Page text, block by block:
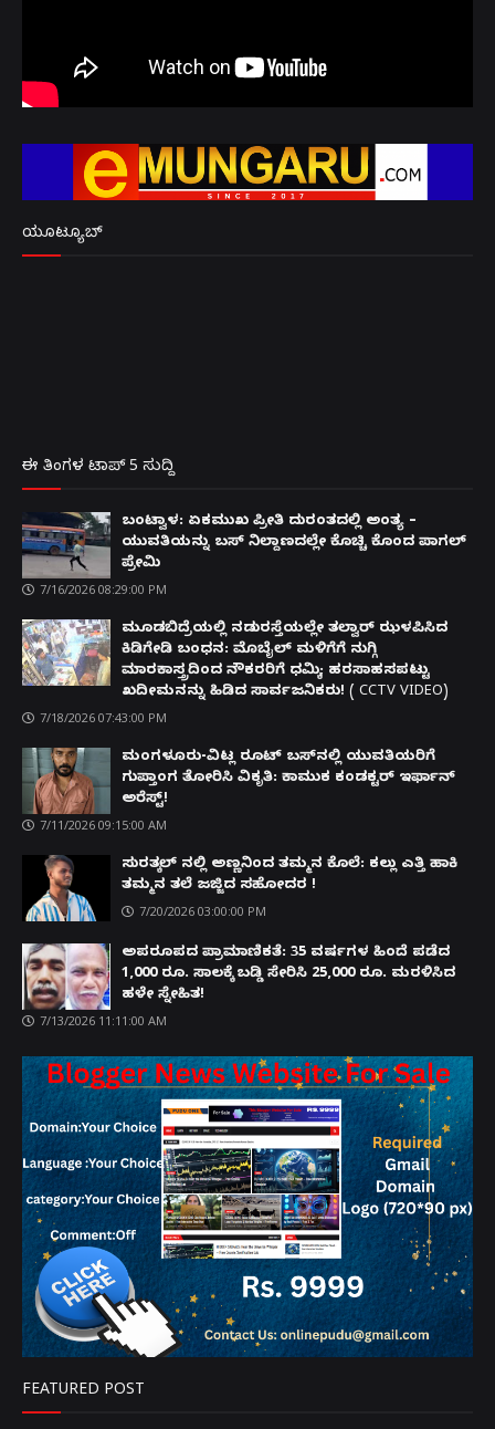
ಯೂಟ್ಯೂಬ್
ಈ ತಿಂಗಳ ಟಾಪ್ 5 ಸುದ್ದಿ
ಬಂಟ್ವಾಳ: ಏಕಮುಖ ಪ್ರೀತಿ ದುರಂತದಲ್ಲಿ ಅಂತ್ಯ –
ಯುವತಿಯನ್ನು ಬಸ್ ನಿಲ್ದಾಣದಲ್ಲೇ ಕೊಚ್ಚಿ ಕೊಂದ ಪಾಗಲ್
ಪ್ರೇಮಿ
7/16/2026 08:29:00 PM
ಮೂಡಬಿದ್ರೆಯಲ್ಲಿ ನಡುರಸ್ತೆಯಲ್ಲೇ ತಲ್ವಾರ್ ಝಳಪಿಸಿದ
ಕಿಡಿಗೇಡಿ ಬಂಧನ: ಮೊಬೈಲ್ ಮಳಿಗೆಗೆ ನುಗ್ಗಿ
ಮಾರಕಾಸ್ತ್ರದಿಂದ ನೌಕರರಿಗೆ ಧಮ್ಕಿ; ಹರಸಾಹಸಪಟ್ಟು
ಖದೀಮನನ್ನು ಹಿಡಿದ ಸಾರ್ವಜನಿಕರು! ( CCTV VIDEO)
7/18/2026 07:43:00 PM
ಮಂಗಳೂರು-ವಿಟ್ಲ ರೂಟ್ ಬಸ್‌ನಲ್ಲಿ ಯುವತಿಯರಿಗೆ
ಗುಪ್ತಾಂಗ ತೋರಿಸಿ ವಿಕೃತಿ: ಕಾಮುಕ ಕಂಡಕ್ಟರ್ ಇರ್ಫಾನ್
ಅರೆಸ್ಟ್!
7/11/2026 09:15:00 AM
ಸುರತ್ಕಲ್ ನಲ್ಲಿ ಅಣ್ಣನಿಂದ ತಮ್ಮನ ಕೊಲೆ: ಕಲ್ಲು ಎತ್ತಿ ಹಾಕಿ
ತಮ್ಮನ ತಲೆ ಜಜ್ಜಿದ ಸಹೋದರ !
7/20/2026 03:00:00 PM
ಅಪರೂಪದ ಪ್ರಾಮಾಣಿಕತೆ: 35 ವರ್ಷಗಳ ಹಿಂದೆ ಪಡೆದ
1,000 ರೂ. ಸಾಲಕ್ಕೆ ಬಡ್ಡಿ ಸೇರಿಸಿ 25,000 ರೂ. ಮರಳಿಸಿದ
ಹಳೇ ಸ್ನೇಹಿತ!
7/13/2026 11:11:00 AM
FEATURED POST